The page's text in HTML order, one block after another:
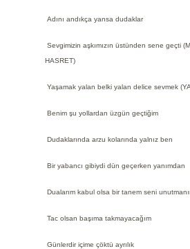
Adını andıkça yansa dudaklar
Sevgimizin aşkımızın üstünden sene geçti
HASRET)
Yaşamak yalan belki yalan delice sevmek
Benim şu yollardan üzgün geçtiğim
Dudaklarında arzu kolarında yalnız ben
Bir yabancı gibiydi dün geçerken yanımdan
Dualarım kabul olsa bir tanem seni
Tac olsan başıma takmayacağım
Günlerdir içime çöktü ayrılık